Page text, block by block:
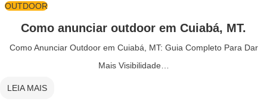
OUTDOOR
Como anunciar outdoor em Cuiabá, MT.
Como Anunciar Outdoor em Cuiabá, MT: Guia Completo Para Dar
Mais Visibilidade…
LEIA MAIS